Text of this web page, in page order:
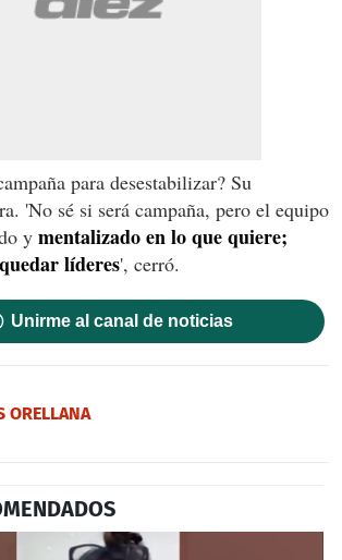
para desestabilizar? Su
'No sé si será campaña, pero el equipo
y mentalizado en lo que quiere;
líderes', cerró.
Unirme al canal de noticias
ORELLANA